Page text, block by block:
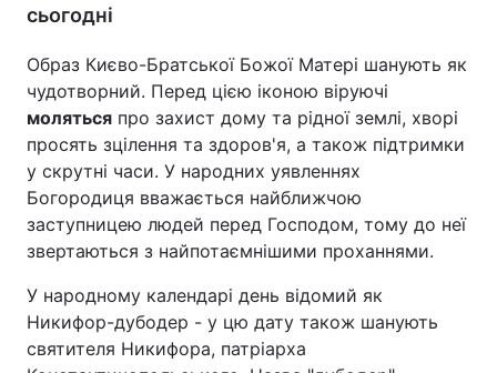
сьогодні
Образ Києво-Братської Божої Матері шанують як
чудотворний. Перед цією іконою віруючі
моляться про захист дому та рідної землі, хворі
просять зцілення та здоров'я, а також підтримки
у скрутні часи. У народних уявленнях
Богородиця вважається найближчою
заступницею людей перед Господом, тому до неї
звертаються з найпотаємнішими проханнями.
У народному календарі день відомий як
Никифор-дубодер - у цю дату також шанують
святителя Никифора, патріарха